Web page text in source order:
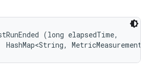
(long elapsedTime,
HashMap<String,